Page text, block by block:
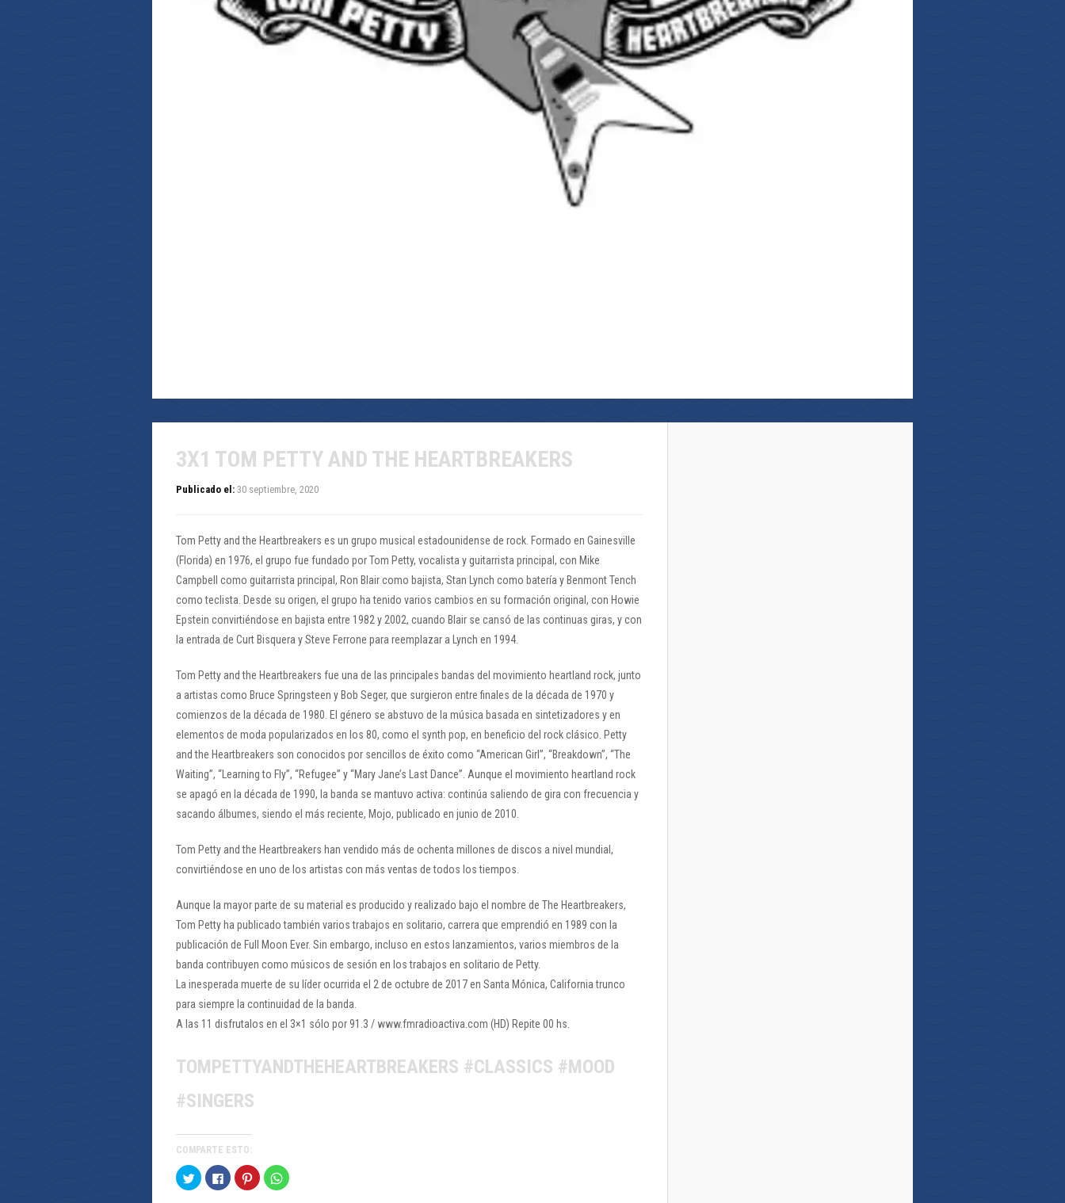
3X1 TOM PETTY AND THE HEARTBREAKERS
Publicado el: 30 septiembre, 2020
Tom Petty and the Heartbreakers es un grupo musical estadounidense de rock. Formado en Gainesville
(Florida) en 1976, el grupo fue fundado por Tom Petty, vocalista y guitarrista principal, con Mike
Campbell como guitarrista principal, Ron Blair como bajista, Stan Lynch como batería y Benmont Tench
como teclista. Desde su origen, el grupo ha tenido varios cambios en su formación original, con Howie
Epstein convirtiéndose en bajista entre 1982 y 2002, cuando Blair se cansó de las continuas giras, y con
la entrada de Curt Bisquera y Steve Ferrone para reemplazar a Lynch en 1994.
Tom Petty and the Heartbreakers fue una de las principales bandas del movimiento heartland rock, junto
a artistas como Bruce Springsteen y Bob Seger, que surgieron entre finales de la década de 1970 y
comienzos de la década de 1980. El género se abstuvo de la música basada en sintetizadores y en
elementos de moda popularizados en los 80, como el synth pop, en beneficio del rock clásico. Petty
and the Heartbreakers son conocidos por sencillos de éxito como “American Girl”, “Breakdown”, “The
Waiting”, “Learning to Fly”, “Refugee” y “Mary Jane’s Last Dance”. Aunque el movimiento heartland rock
se apagó en la década de 1990, la banda se mantuvo activa: continúa saliendo de gira con frecuencia y
sacando álbumes, siendo el más reciente, Mojo, publicado en junio de 2010.
Tom Petty and the Heartbreakers han vendido más de ochenta millones de discos a nivel mundial,
convirtiéndose en uno de los artistas con más ventas de todos los tiempos.
Aunque la mayor parte de su material es producido y realizado bajo el nombre de The Heartbreakers,
Tom Petty ha publicado también varios trabajos en solitario, carrera que emprendió en 1989 con la
publicación de Full Moon Ever. Sin embargo, incluso en estos lanzamientos, varios miembros de la
banda contribuyen como músicos de sesión en los trabajos en solitario de Petty.
La inesperada muerte de su líder ocurrida el 2 de octubre de 2017 en Santa Mónica, California trunco
para siempre la continuidad de la banda.
A las 11 disfrutalos en el 3×1 sólo por 91.3 / www.fmradioactiva.com (HD) Repite 00 hs.
TOMPETTYANDTHEHEARTBREAKERS #CLASSICS #MOOD
#SINGERS
COMPARTE ESTO:
Haz
clic
para
Haz
clic
para
Haz
clic
para
Haz
clic